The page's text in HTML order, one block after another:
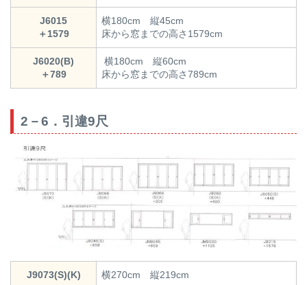
J6015
＋1579
横180cm 縦45cm
床から窓までの高さ1579cm
J6020(B)
＋789
横180cm 縦60cm
床から窓までの高さ789cm
2－6．引違9尺
J9073(S)(K) 横270cm 縦219cm